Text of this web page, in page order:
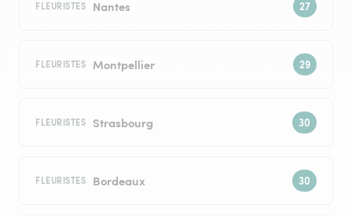
FLEURISTES Nantes
FLEURISTES Montpellier
FLEURISTES Strasbourg
FLEURISTES Bordeaux